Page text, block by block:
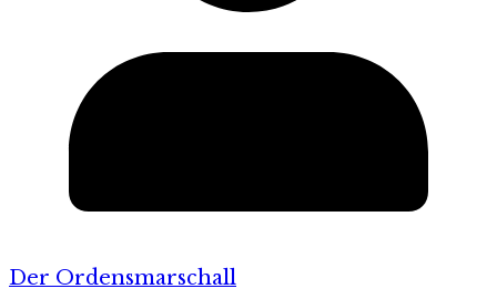
Der Ordensmarschall